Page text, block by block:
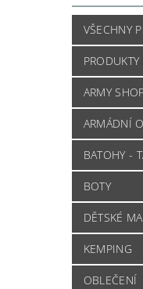
VŠECHNY
ARMY
ARMÁDNÍ
BATOHY -
BOTY
DĚTSKÉ
KEMPING
OBLEČENÍ